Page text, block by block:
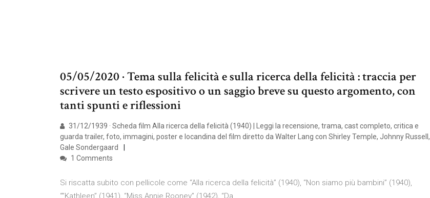
05/05/2020 · Tema sulla felicità e sulla ricerca della felicità : traccia per
scrivere un testo espositivo o un saggio breve su questo argomento, con
tanti spunti e riflessioni
31/12/1939 · Scheda film Alla ricerca della felicità (1940) | Leggi la recensione, trama, cast completo, critica e
guarda trailer, foto, immagini, poster e locandina del film diretto da Walter Lang con Shirley Temple, Johnny Russell,
Gale Sondergaard
1 Comments
Si riscatta subito con pellicole come “Alla ricerca della felicità” (1940), “Non siamo più bambini” (1940),
“”Kathleen” (1941), “Miss Annie Rooney” (1942), “Da